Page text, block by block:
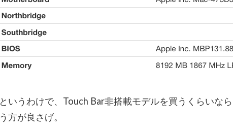
というわけで、Touch Bar非搭載モデルを買うくらいな
う方が良さげ。